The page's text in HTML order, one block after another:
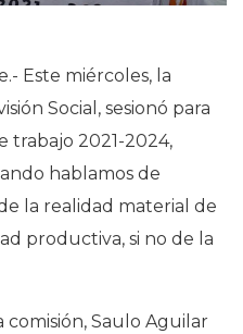
Este miércoles, la
Social, sesionó para
trabajo 2021-2024,
hablamos de
la realidad material de
productiva, si no de la
Saulo Aguilar